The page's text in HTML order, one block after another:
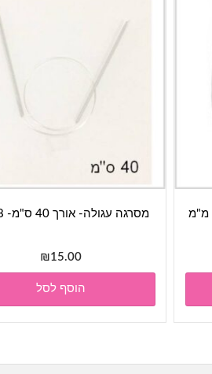
מסרגה עגולה- אורך 40 ס"מ- 8 מ"מ
₪15.00
הוסף לסל